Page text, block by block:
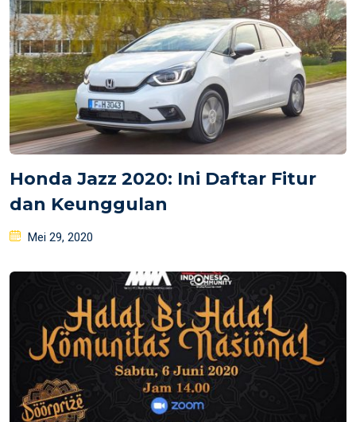
Honda Jazz 2020: Ini Daftar Fitur
dan Keunggulan
Posted
Mei 29, 2020